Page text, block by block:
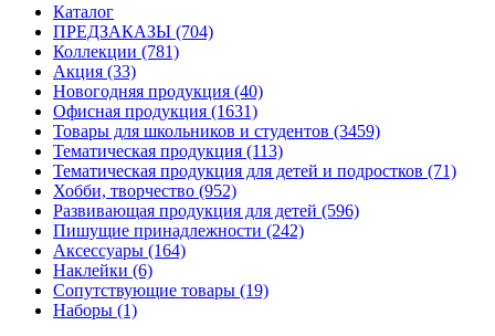
Каталог
ПРЕДЗАКАЗЫ (704)
Коллекции (781)
Акция (33)
Новогодняя продукция (40)
Офисная продукция (1631)
Товары для школьников и студентов (3459)
Тематическая продукция (113)
Тематическая продукция для детей и подростков (71)
Хобби, творчество (952)
Развивающая продукция для детей (596)
Пишущие принадлежности (242)
Аксессуары (164)
Наклейки (6)
Сопутствующие товары (19)
Наборы (1)